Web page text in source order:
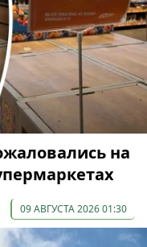
на
09 АВГУСТА 2026 01:30